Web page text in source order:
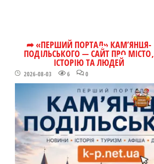
➦ «ПЕРШИЙ ПОРТАЛ» КАМ’ЯНЦЯ-
ПОДІЛЬСЬКОГО — САЙТ ПРО МІСТО,
ІСТОРІЮ ТА ЛЮДЕЙ
2026-08-03 6 0